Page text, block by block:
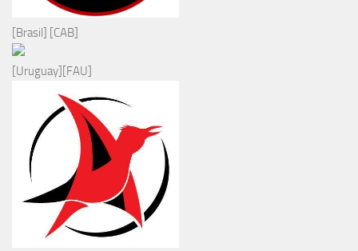
[Brasil] [CAB]
[Uruguay][FAU]